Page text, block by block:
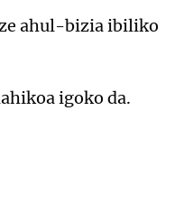
ahul-bizia ibiliko
igoko da.